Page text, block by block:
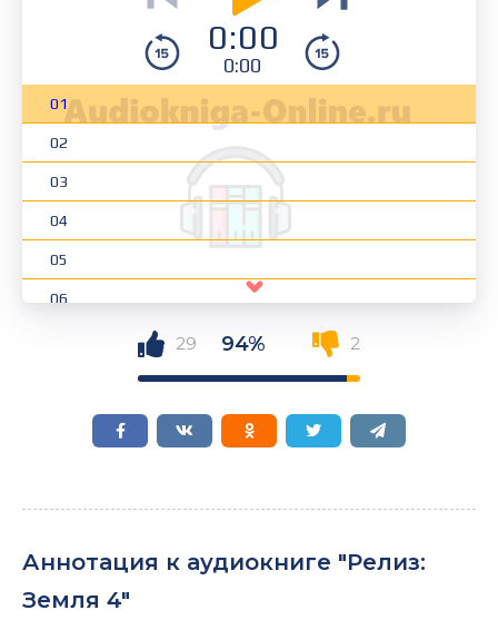
0:00
0:00
01
02
03
04
05
06
13
14
29 94% 2
Аннотация к аудиокниге "Релиз:
Земля 4"